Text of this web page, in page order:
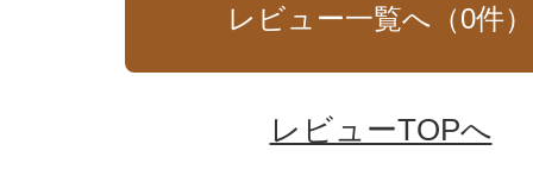
レビュー一覧へ（0件）
レビューTOPへ